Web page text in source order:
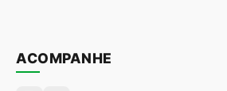
ACOMPANHE